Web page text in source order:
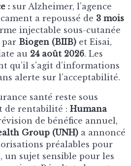
: sur Alzheimer, l’agence
a repoussé de 3 mois
injectable sous-cutanée
par Biogen (BIIB) et Eisai,
au 24 août 2026. Les
qu’il s’agit d’informations
alerte sur l’acceptabilité.
santé reste sous
de rentabilité : Humana
de bénéfice annuel,
Group (UNH) a annoncé
préalables pour
un sujet sensible pour les